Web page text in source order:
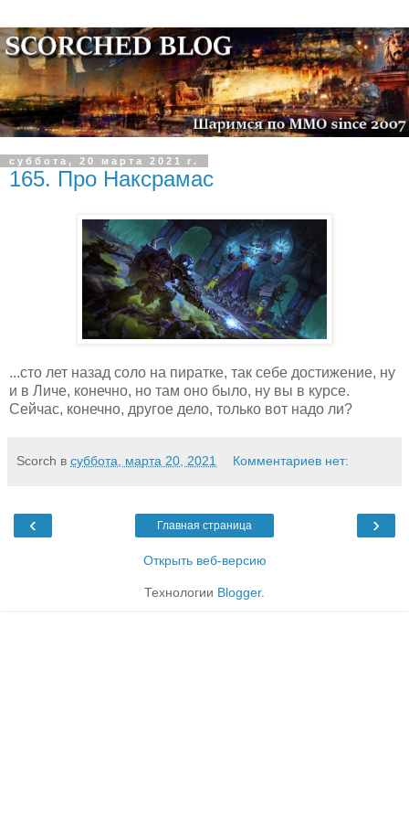
суббота, 20 марта 2021 г.
165. Про Наксрамас
...сто лет назад соло на пиратке, так себе достижение, ну
и в Личе, конечно, но там оно было, ну вы в курсе.
Сейчас, конечно, другое дело, только вот надо ли?
Scorch в суббота, марта 20, 2021 Комментариев нет:
‹ ›
Главная страница
Открыть веб-версию
Технологии Blogger.